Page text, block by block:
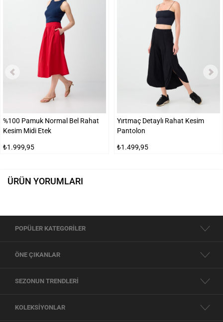
%100 Pamuk Normal Bel Rahat
Kesim Midi Etek
₺1.999,95
Yırtmaç Detaylı Rahat Kesim
Pantolon
₺1.499,95
ÜRÜN YORUMLARI
POPÜLER KATEGORİLER
ÖNE ÇIKANLAR
SEZONUN TRENDLERİ
KOLEKSİYONLAR